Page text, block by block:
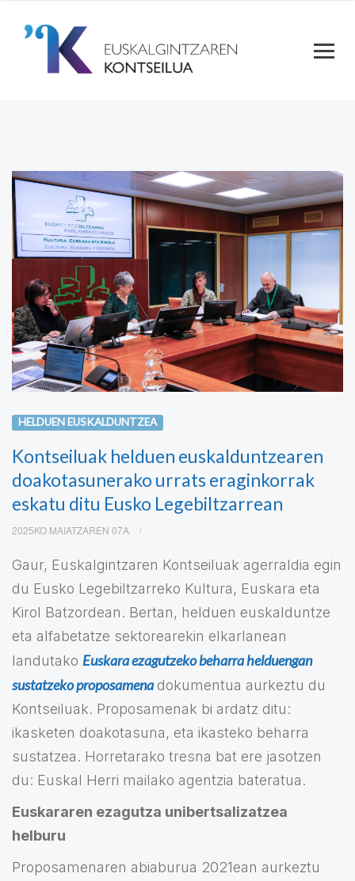
HELDUEN EUSKALDUNTZEA
Kontseiluak helduen euskalduntzearen
doakotasunerako urrats eraginkorrak
eskatu ditu Eusko Legebiltzarrean
2025KO MAIATZAREN 07A
Gaur, Euskalgintzaren Kontseiluak agerraldia egin
du Eusko Legebiltzarreko Kultura, Euskara eta
Kirol Batzordean. Bertan, helduen euskalduntze
eta alfabetatze sektorearekin elkarlanean
landutako Euskara ezagutzeko beharra helduengan
sustatzeko proposamena dokumentua aurkeztu du
Kontseiluak. Proposamenak bi ardatz ditu:
ikasketen doakotasuna, eta ikasteko beharra
sustatzea. Horretarako tresna bat ere jasotzen
du: Euskal Herri mailako agentzia bateratua.
Euskararen ezagutza unibertsalizatzea
helburu
Proposamenaren abiaburua 2021ean aurkeztu